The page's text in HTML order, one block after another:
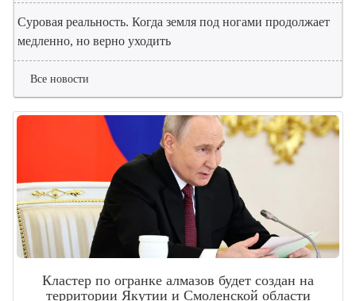
Суровая реальность. Когда земля под ногами продолжает
медленно, но верно уходить
Все новости
Кластер по огранке алмазов будет создан на
территории Якутии и Смоленской области